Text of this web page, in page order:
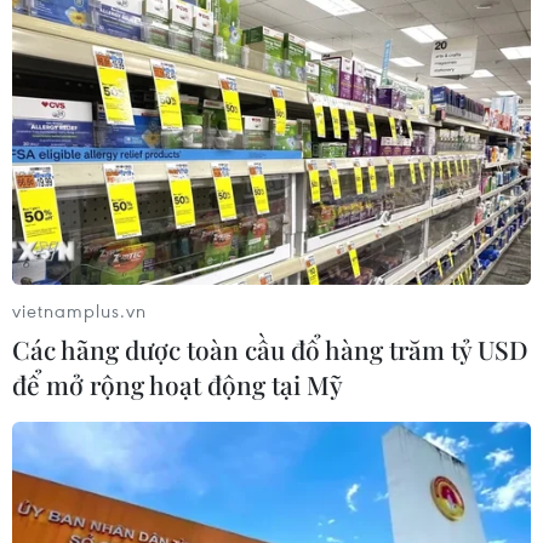
Báo Argentina nói ngành vật liệu
công nghệ cao Việt Nam "hút" đầu tư
nước ngoài
05/08/2026 03:11
Nâng cao nhận thức về vai trò chủ
động, tích cực của Việt Nam trong
ASEAN
04/08/2026 14:09
Quảng Ninh lên tiếng về thông tin
toàn tỉnh đồng loạt treo cờ Tổ quốc
ngày 23/8
04/08/2026 13:37
vietnamplus.vn
Các hãng dược toàn cầu đổ hàng trăm tỷ USD
để mở rộng hoạt động tại Mỹ